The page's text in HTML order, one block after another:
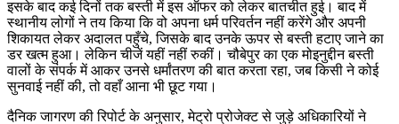
इसके बाद कई दिनों तक बस्ती में इस ऑफर को लेकर बातचीत हुई। बाद में
स्थानीय लोगों ने तय किया कि वो अपना धर्म परिवर्तन नहीं करेंगे और अपनी
शिकायत लेकर अदालत पहुँचे, जिसके बाद उनके ऊपर से बस्ती हटाए जाने का
डर खत्म हुआ। लेकिन चीजें यहीं नहीं रुकीं। चौबेपुर का एक मोइनुद्दीन बस्ती
वालों के संपर्क में आकर उनसे धर्मांतरण की बात करता रहा, जब किसी ने कोई
सुनवाई नहीं की, तो वहाँ आना भी छूट गया।
दैनिक जागरण की रिपोर्ट के अनुसार, मेट्रो प्रोजेक्ट से जुड़े अधिकारियों ने